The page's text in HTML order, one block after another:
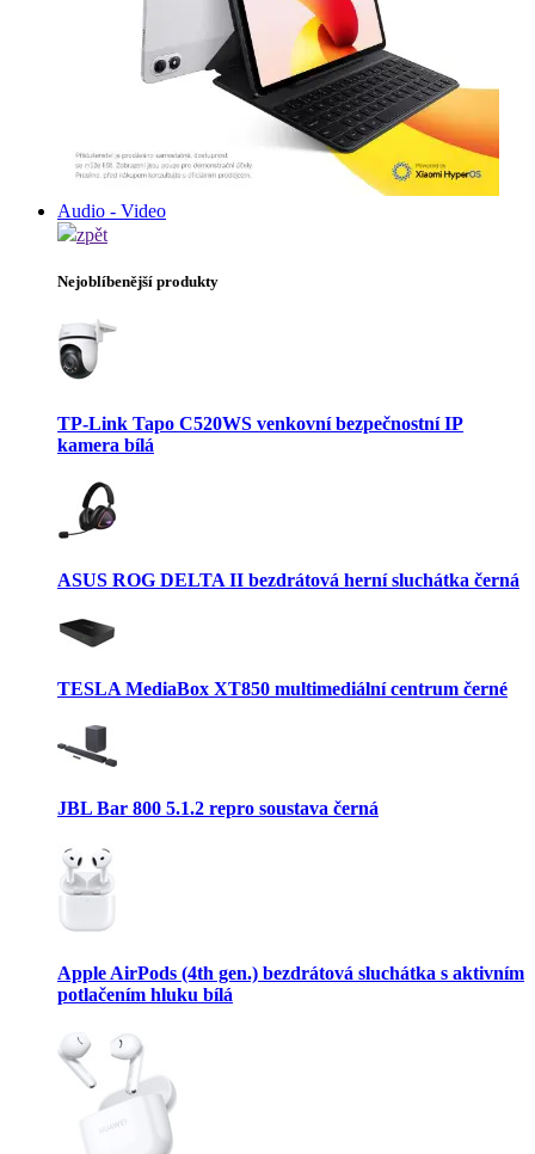
Audio - Video
zpět
Nejoblíbenější produkty
TP-Link Tapo C520WS venkovní bezpečnostní IP
kamera bílá
ASUS ROG DELTA II bezdrátová herní sluchátka černá
TESLA MediaBox XT850 multimediální centrum černé
JBL Bar 800 5.1.2 repro soustava černá
Apple AirPods (4th gen.) bezdrátová sluchátka s aktivním
potlačením hluku bílá